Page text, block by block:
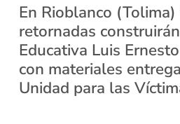
En Rioblanco
retornadas
Educativa Luis
con materiales
Unidad para las